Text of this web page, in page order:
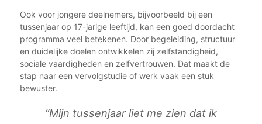
Ook voor jongere deelnemers, bijvoorbeeld bij een
tussenjaar op 17-jarige leeftijd, kan een goed doordacht
programma veel betekenen. Door begeleiding, structuur
en duidelijke doelen ontwikkelen zij zelfstandigheid,
sociale vaardigheden en zelfvertrouwen. Dat maakt de
stap naar een vervolgstudie of werk vaak een stuk
bewuster.
“Mijn tussenjaar liet me zien dat ik